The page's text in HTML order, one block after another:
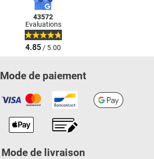
43572
Evaluations
4.85/ 5.00
Mode de paiement
Mode de livraison